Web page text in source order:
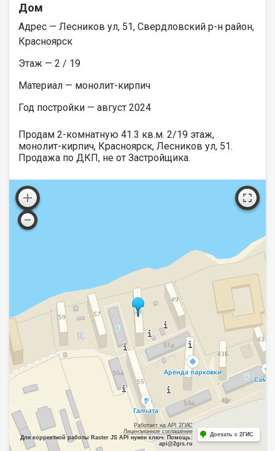
Дом
Адрес — Лесников ул, 51, Свердловский р-н район,
Красноярск
Этаж — 2 / 19
Материал — монолит-кирпич
Год постройки — август 2024
Продам 2-комнатную 41.3 кв.м. 2/19 этаж,
монолит-кирпич, Красноярск, Лесников ул, 51.
Продажа по ДКП, не от Застройщика.
Работает на API 2ГИС
Лицензионное соглашение
Для корректной работы Raster JS API нужен ключ. Помощь:
api@2gis.ru
Доехать с 2ГИС